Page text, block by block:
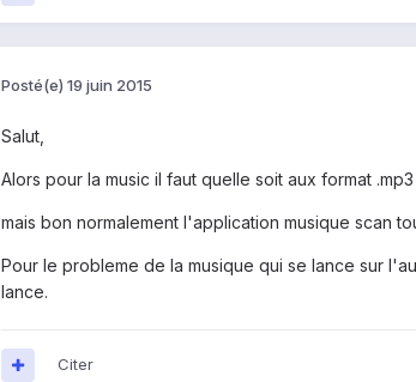
Posté(e) 19 juin 2015
Salut,
Alors pour la music il faut quelle soit aux format
mais bon normalement l'application musique scan
Pour le probleme de la musique qui se lance sur
lance.
Citer